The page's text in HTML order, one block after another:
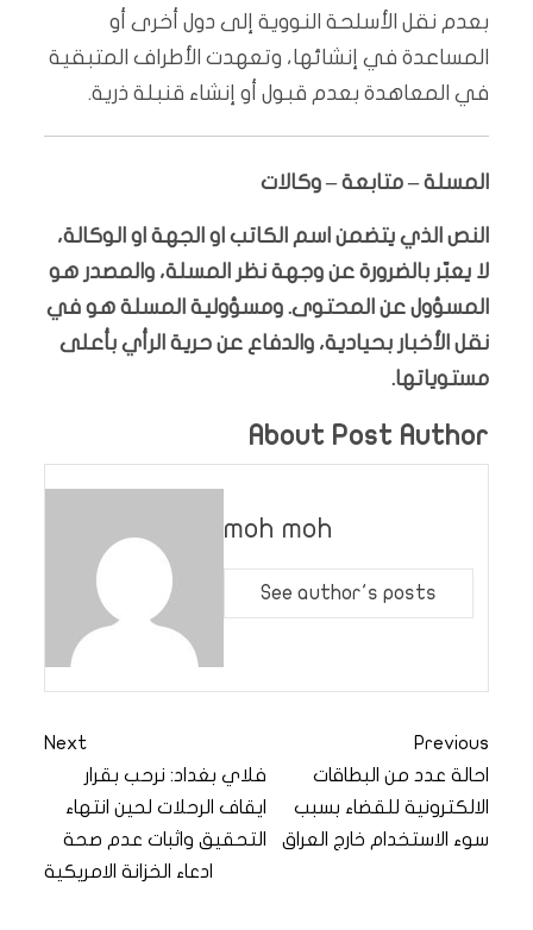
بعدم نقل الأسلحة النووية إلى دول أخرى أو
المساعدة في إنشائها، وتعهدت الأطراف المتبقية
في المعاهدة بعدم قبول أو إنشاء قنبلة ذرية.
المسلة – متابعة – وكالات
النص الذي يتضمن اسم الكاتب او الجهة او الوكالة،
لا يعبّر بالضرورة عن وجهة نظر المسلة، والمصدر هو
المسؤول عن المحتوى. ومسؤولية المسلة هو في
نقل الأخبار بحيادية، والدفاع عن حرية الرأي بأعلى
مستوياتها.
About Post Author
moh moh
See author's posts
Previous
احالة عدد من البطاقات
الالكترونية للقضاء بسبب
سوء الاستخدام خارج العراق
Next
فلاي بغداد: نرحب بقرار
ايقاف الرحلات لحين انتهاء
التحقيق واثبات عدم صحة
ادعاء الخزانة الامريكية